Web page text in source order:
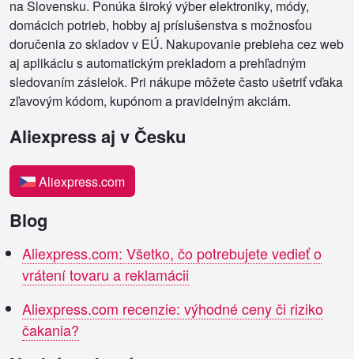
na Slovensku. Ponúka široký výber elektroniky, módy,
domácich potrieb, hobby aj príslušenstva s možnosťou
doručenia zo skladov v EÚ. Nakupovanie prebieha cez web
aj aplikáciu s automatickým prekladom a prehľadným
sledovaním zásielok. Pri nákupe môžete často ušetriť vďaka
zľavovým kódom, kupónom a pravidelným akciám.
Aliexpress aj v Česku
Aliexpress.com
Blog
Aliexpress.com: Všetko, čo potrebujete vedieť o
vrátení tovaru a reklamácii
Aliexpress.com recenzie: výhodné ceny či riziko
čakania?